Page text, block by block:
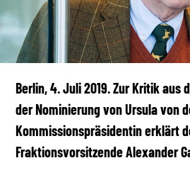
Berlin, 4. Juli 2019. Zur Kritik aus
der Nominierung von Ursula von
Kommissionspräsidentin erklärt
Fraktionsvorsitzende Alexander